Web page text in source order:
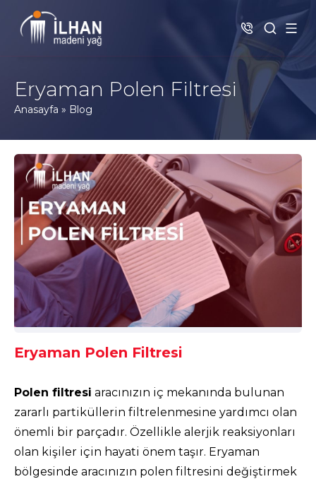
Eryaman Polen Filtresi
Anasayfa » Blog
Eryaman Polen Filtresi
Polen filtresi aracınızın iç mekanında bulunan
zararlı partiküllerin filtrelenmesine yardımcı olan
önemli bir parçadır. Özellikle alerjik reaksiyonları
olan kişiler için hayati önem taşır. Eryaman
bölgesinde aracınızın polen filtresini değiştirmek